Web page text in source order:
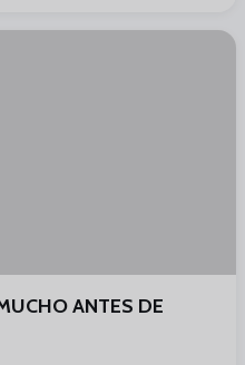
ANTES DE